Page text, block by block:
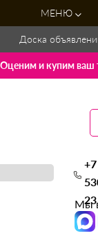
МЕНЮ
Доска
Оценим и купим ваш
23
Мы